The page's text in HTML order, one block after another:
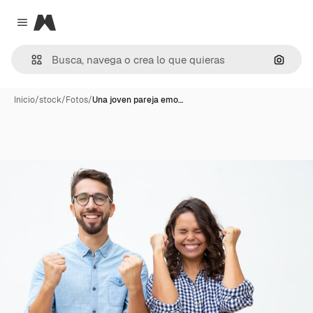
Close menu
Magnific
Inicio/stock/Fotos/Una joven pareja emo…